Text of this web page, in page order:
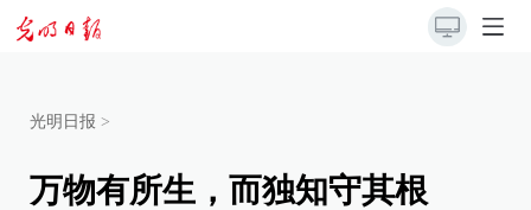
光明日报 >
万物有所生，而独知守其根